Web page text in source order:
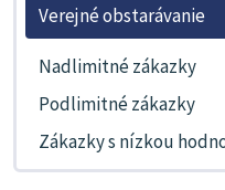
Verejné obstarávanie
Nadlimitné zákazky
Podlimitné zákazky
Zákazky s nízkou